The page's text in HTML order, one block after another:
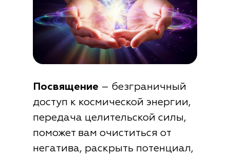
Посвящение – безграничный
доступ к космической энергии,
передача целительской силы,
поможет вам очиститься от
негатива, раскрыть потенциал,